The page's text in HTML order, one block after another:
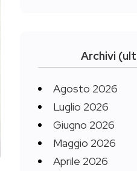
Archivi
Agosto 2026
Luglio 2026
Giugno 2026
Maggio 2026
Aprile 2026